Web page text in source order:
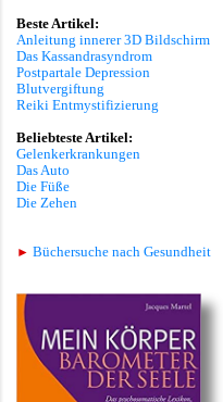
Beste Artikel:
Anleitung innerer 3D Bildschirm
Das Kassandrasyndrom
Postpartale Depression
Blutvergiftung
Reiki Entmystifizierung
Beliebteste Artikel:
Gelenkerkrankungen
Das Auto
Die Füße
Die Zehen
► Büchersuche nach Gesundheit